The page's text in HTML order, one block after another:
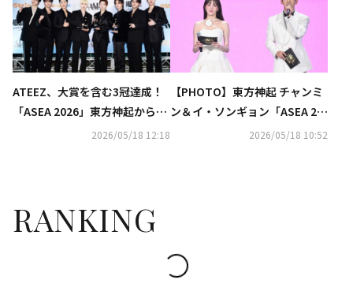
ATEEZ、大賞を含む3冠達成！
「ASEA 2026」東方神起からHe
arts2Hearts、生田斗真まで
2026/05/18 12:18
【PHOTO】東方神起 チャンミ
ン＆イ・ソンギョン「ASEA 20
26」2日目のステージに登場
2026/05/18 10:52
RANKING